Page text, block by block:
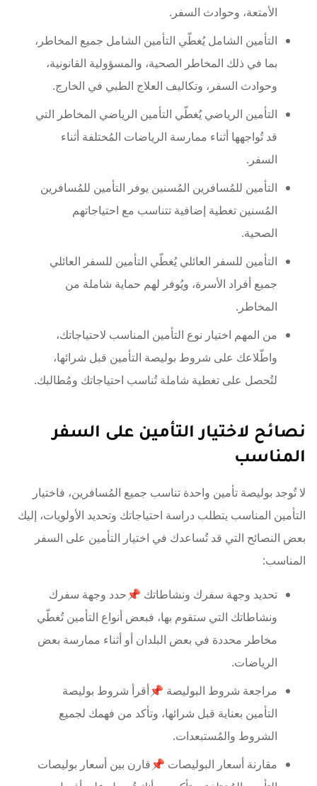
الأمتعة، وحوادث السفر.
التأمين الشامل يُغطّي التأمين الشامل جميع المخاطر،
بما في ذلك المخاطر الصحية، والمسؤولية القانونية،
وحوادث السفر، وتكاليف العلاج الطبي في الخارج.
التأمين الرياضي يُغطّي التأمين الرياضي المخاطر التي
قد تُواجهها أثناء ممارسة الرياضات المُختلفة أثناء
السفر.
التأمين للمُسافرين المُسنين يوفر التأمين للمُسافرين
المُسنين تغطية إضافية تتناسب مع احتياجاتهم
الصحية.
التأمين للسفر العائلي يُغطّي التأمين للسفر العائلي
جميع أفراد الأسرة، ويُوفر لهم حماية شاملة من
المخاطر.
من المهم اختيار نوع التأمين المناسب لاحتياجاتك،
واطّلاعك على شروط بوليصة التأمين قبل شرائها،
لتُحصل على تغطية شاملة تُناسب احتياجاتك ومُطالبك.
نصائح لاختيار التأمين على السفر
المناسب
لا تُوجد بوليصة تأمين واحدة تناسب جميع المُسافرين، فاختيار
التأمين المناسب يتطلب دراسة احتياجاتك وتحديد الأولويات، إليك
بعض النصائح التي قد تُساعدك في اختيار التأمين على السفر
المناسب:
تحديد وجهة سفرك ونشاطاتك 📌حدد وجهة سفرك
ونشاطاتك التي ستقوم بها، فبعض أنواع التأمين تُغطّي
مخاطر محددة في بعض البلدان أو أثناء ممارسة بعض
الرياضات.
مراجعة شروط البوليصة 📌أقرأ شروط بوليصة
التأمين بعناية قبل شرائها، وتأكد من فهمك لجميع
الشروط والمُستبعدات.
مقارنة أسعار البوليصات 📌قارن بين أسعار بوليصات